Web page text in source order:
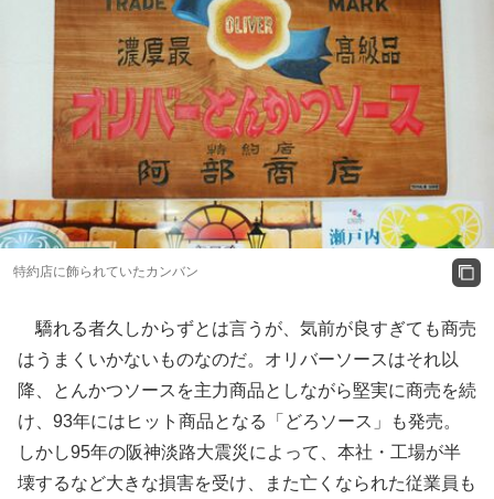
特約店に飾られていたカンバン
驕れる者久しからずとは言うが、気前が良すぎても商売
はうまくいかないものなのだ。オリバーソースはそれ以
降、とんかつソースを主力商品としながら堅実に商売を続
け、93年にはヒット商品となる「どろソース」も発売。
しかし95年の阪神淡路大震災によって、本社・工場が半
壊するなど大きな損害を受け、また亡くなられた従業員も